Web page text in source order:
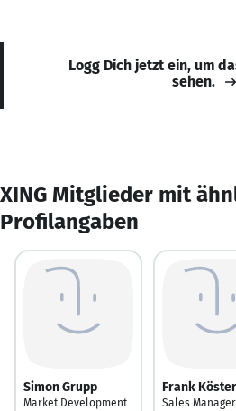
Logg Dich jetzt ein, um
sehen.
XING Mitglieder mit
Profilangaben
Simon Grupp
Market Development
Frank Köster
Sales